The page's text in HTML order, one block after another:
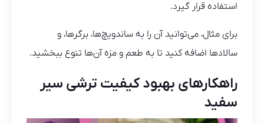
استفاده قرار گیرد.
برای مثال، می‌توانید آن را به ساندویچ‌ها، برگر‌ها، و
سالادها اضافه کنید تا به طعم و مزه آن‌ها تنوع ببخشید.
راهکارهای بهبود کیفیت ترشی سیر
سفید